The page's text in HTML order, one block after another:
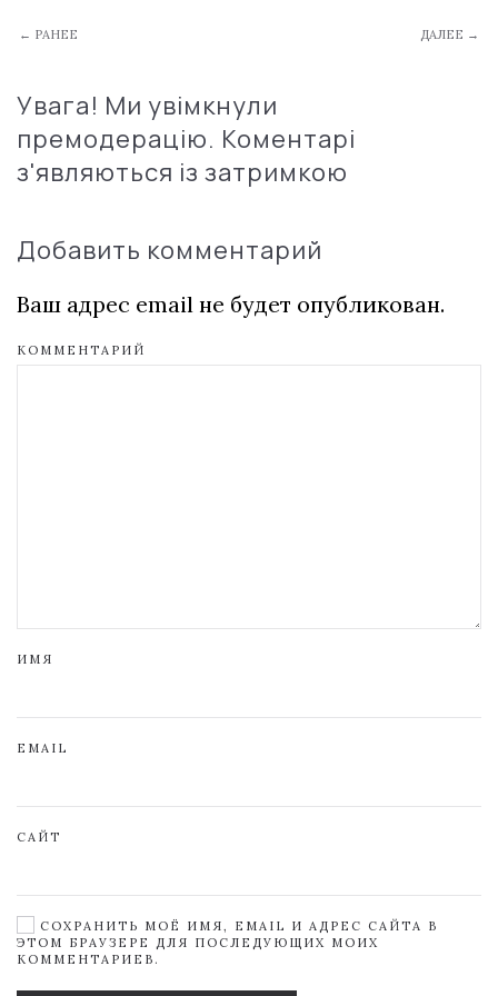
← РАНЕЕ ДАЛЕЕ →
Увага! Ми увімкнули
премодерацію. Коментарі
з'являються із затримкою
Добавить комментарий
Ваш адрес email не будет опубликован.
КОММЕНТАРИЙ
ИМЯ
EMAIL
САЙТ
СОХРАНИТЬ МОЁ ИМЯ, EMAIL И АДРЕС САЙТА В
ЭТОМ БРАУЗЕРЕ ДЛЯ ПОСЛЕДУЮЩИХ МОИХ
КОММЕНТАРИЕВ.